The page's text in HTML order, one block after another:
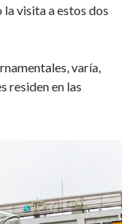
visita a estos dos
varía,
residen en las